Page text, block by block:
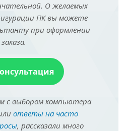
О желаемых
ПК вы можете
при оформлении
заказа.
с выбором компьютера
ответы на часто
, рассказали много